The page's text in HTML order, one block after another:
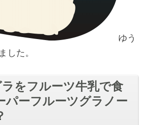
ゆう
した。
をフルーツ牛乳で食
パーフルーツグラノー